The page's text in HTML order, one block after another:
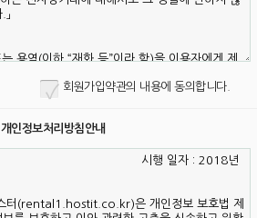
회원가입약관의 내용에 동의합니다.
개인정보처리방침안내